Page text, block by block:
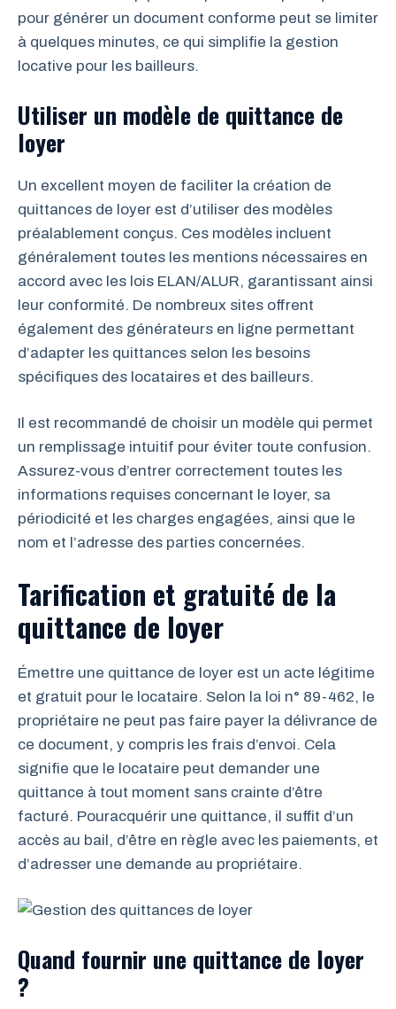
pour générer un document conforme peut se limiter
à quelques minutes, ce qui simplifie la gestion
locative pour les bailleurs.
Utiliser un modèle de quittance de
loyer
Un excellent moyen de faciliter la création de
quittances de loyer est d’utiliser des modèles
préalablement conçus. Ces modèles incluent
généralement toutes les mentions nécessaires en
accord avec les lois ELAN/ALUR, garantissant ainsi
leur conformité. De nombreux sites offrent
également des générateurs en ligne permettant
d’adapter les quittances selon les besoins
spécifiques des locataires et des bailleurs.
Il est recommandé de choisir un modèle qui permet
un remplissage intuitif pour éviter toute confusion.
Assurez-vous d’entrer correctement toutes les
informations requises concernant le loyer, sa
périodicité et les charges engagées, ainsi que le
nom et l’adresse des parties concernées.
Tarification et gratuité de la
quittance de loyer
Émettre une quittance de loyer est un acte légitime
et gratuit pour le locataire. Selon la loi n° 89-462, le
propriétaire ne peut pas faire payer la délivrance de
ce document, y compris les frais d’envoi. Cela
signifie que le locataire peut demander une
quittance à tout moment sans crainte d’être
facturé. Pouracquérir une quittance, il suffit d’un
accès au bail, d’être en règle avec les paiements, et
d’adresser une demande au propriétaire.
Quand fournir une quittance de loyer
?